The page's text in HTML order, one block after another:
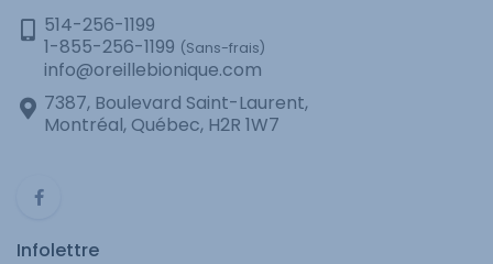
514-256-1199
1-855-256-1199 (Sans-frais)
info@oreillebionique.com
7387, Boulevard Saint-Laurent,
Montréal, Québec, H2R 1W7
Infolettre